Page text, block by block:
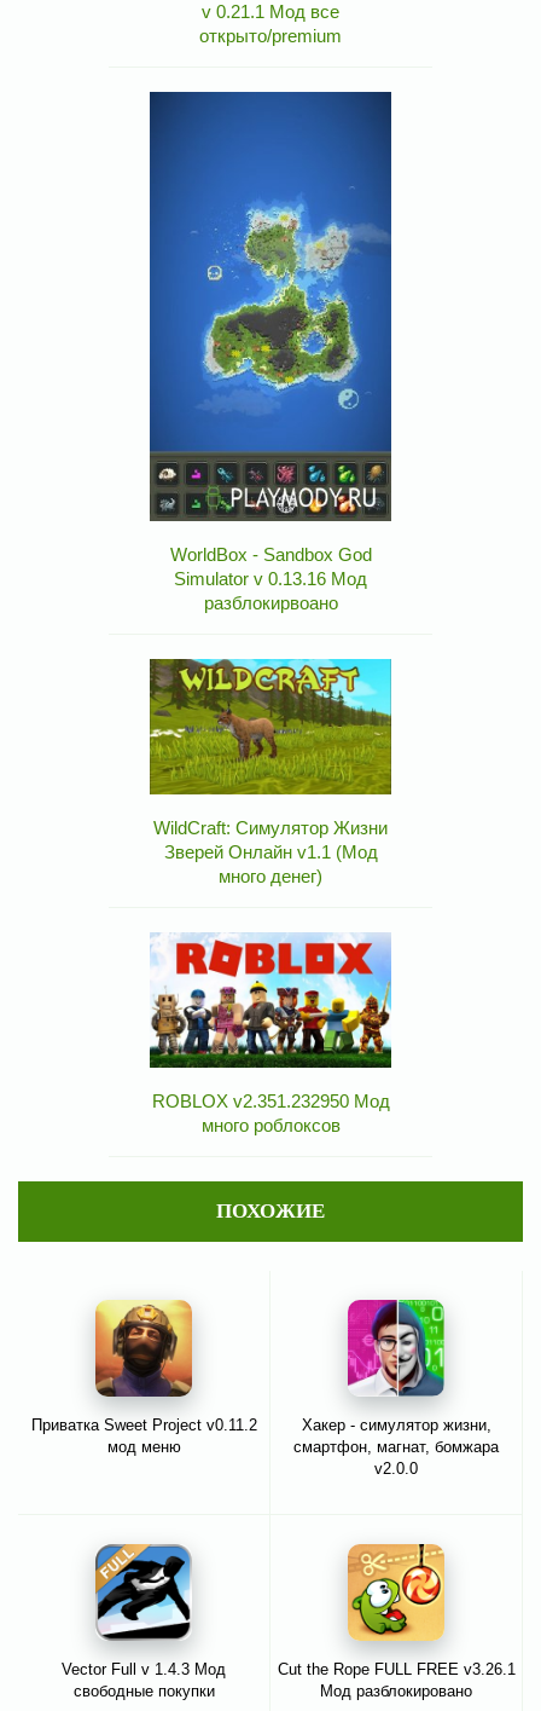
v 0.21.1 Мод все
открыто/premium
WorldBox - Sandbox God
Simulator v 0.13.16 Мод
разблокирвоано
WildCraft: Симулятор Жизни
Зверей Онлайн v1.1 (Мод
много денег)
ROBLOX v2.351.232950 Мод
много роблоксов
ПОХОЖИЕ
Приватка Sweet Project v0.11.2
мод меню
Хакер - симулятор жизни,
смартфон, магнат, бомжара
v2.0.0
Vector Full v 1.4.3 Мод
свободные покупки
Cut the Rope FULL FREE v3.26.1
Мод разблокировано